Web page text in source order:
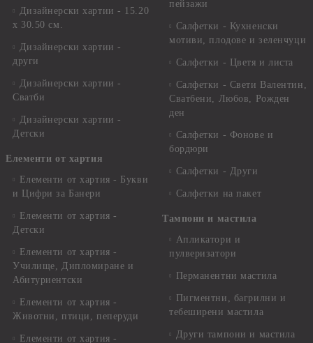
Дизайнерски хартии - 15.20
x 30.50 см.
Дизайнерски хартии -
други
Дизайнерски хартии -
Сватби
Дизайнерски хартии -
Детски
Елементи от хартия
Елементи от хартия - Букви
и Цифри за Банери
Елементи от хартия -
Детски
Елементи от хартия -
Училище, Дипломиране и
Абитуриентски
Елементи от хартия -
Животни, птици, пеперуди
Елементи от хартия -
пейзажи
Салфетки - Кухненски
мотиви, плодове и зеленчуци
Салфетки - Цветя и листа
Салфетки - Свети Валентин,
Сватбени, Любов, Рожден
ден
Салфетки - Фонове и
бордюри
Салфетки - Други
Салфетки на пакет
Тампони и мастила
Апликатори и
пулверизатори
Перманентни мастила
Пигментни, багрилни и
тебеширени мастила
Други тампони и мастила